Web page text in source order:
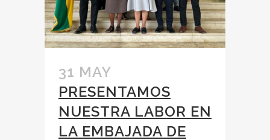
31 MAY
PRESENTAMOS
NUESTRA LABOR EN
LA EMBAJADA DE